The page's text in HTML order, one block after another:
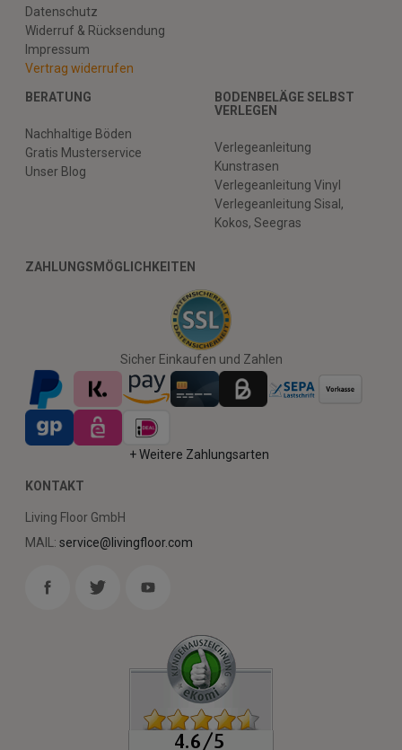
Datenschutz
Widerruf & Rücksendung
Impressum
Vertrag widerrufen
BERATUNG
Nachhaltige Böden
Gratis Musterservice
Unser Blog
BODENBELÄGE SELBST
VERLEGEN
Verlegeanleitung
Kunstrasen
Verlegeanleitung Vinyl
Verlegeanleitung Sisal,
Kokos, Seegras
ZAHLUNGSMÖGLICHKEITEN
Sicher Einkaufen und Zahlen
+ Weitere Zahlungsarten
KONTAKT
Living Floor GmbH
MAIL: service@livingfloor.com